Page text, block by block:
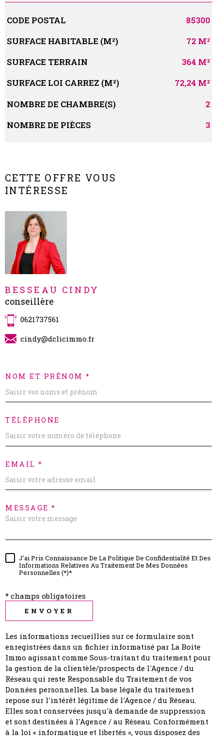
Caractérisque Valeurs
CODE POSTAL
85300
SURFACE HABITABLE (M²)
72 M²
SURFACE TERRAIN
364 M²
SURFACE LOI CARREZ (M²)
72,24 M²
NOMBRE DE CHAMBRE(S)
2
NOMBRE DE PIÈCES
3
CETTE OFFRE VOUS
INTÉRESSE
BESSEAU CINDY
conseillère
0621737561
cindy@dclicimmo.fr
NOM ET PRÉNOM *
TÉLÉPHONE
EMAIL *
MESSAGE *
J'ai Pris Connaissance De La Politique De Confidentialité Et Des
Informations Relatives Au Traitement De Mes Données
Personnelles (*)*
* champs obligatoires
ENVOYER
Les informations recueillies sur ce formulaire sont
enregistrées dans un fichier informatisé par La Boite
Immo agissant comme Sous-traitant du traitement pour
la gestion de la clientèle/prospects de l'Agence / du
Réseau qui reste Responsable du Traitement de vos
Données personnelles. La base légale du traitement
repose sur l'intérêt légitime de l'Agence / du Réseau.
Elles sont conservées jusqu'à demande de suppression
et sont destinées à l'Agence / au Réseau. Conformément
à la loi « informatique et libertés », vous disposez des